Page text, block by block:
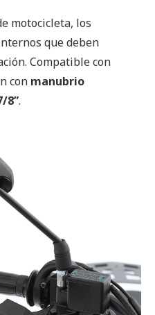
motocicleta, los
que deben
Compatible con
con manubrio
8”.